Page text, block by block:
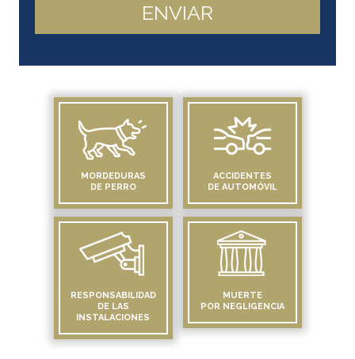
MORDEDURAS
DE PERRO
ACCIDENTES
DE AUTOMÓVIL
RESPONSABILIDAD
DE LAS
INSTALACIONES
MUERTE
POR NEGLIGENCIA